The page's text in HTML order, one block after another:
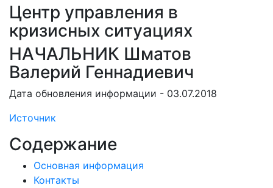
Центр управления в
кризисных ситуациях
НАЧАЛЬНИК Шматов
Валерий Геннадиевич
Дата обновления информации - 03.07.2018
Источник
Содержание
Основная информация
Контакты